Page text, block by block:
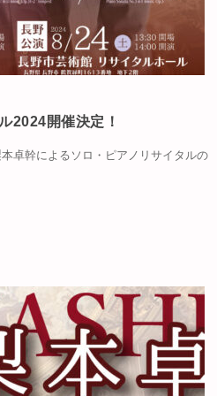
2024開催決定！
卓幹によるソロ・ピアノリサイタルの